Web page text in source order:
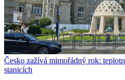
Česko zažívá mimořádný rok:
stanicích